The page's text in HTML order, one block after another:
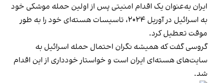
ایران به‌عنوان یک اقدام امنیتی پس از اولین حمله موشکی خود
به اسرائیل در آوریل ۲۰۲۴، تاسیسات هسته‌ای خود را به طور
موقت تعطیل کرد.
گروسی گفت که همیشه نگران احتمال حمله اسرائیل به
سایت‌های هسته‌ای ایران است و خواستار خودداری از این اقدام
شد.